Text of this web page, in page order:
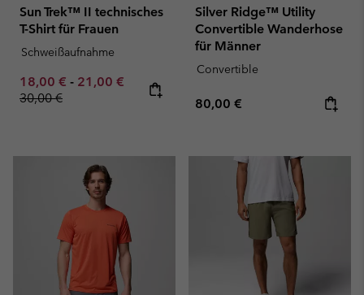
Sun Trek™ II technisches
T-Shirt für Frauen
Schweißaufnahme
Minimum sale price:
18,00 € - Maximum sale price:
21,00 € Regular price:
30,00 €
Silver Ridge™ Utility
Convertible Wanderhose
für Männer
Convertible
Regular price:
80,00 €